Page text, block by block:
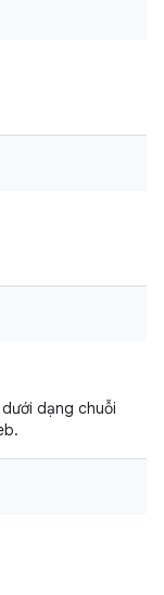
dạng chuỗi